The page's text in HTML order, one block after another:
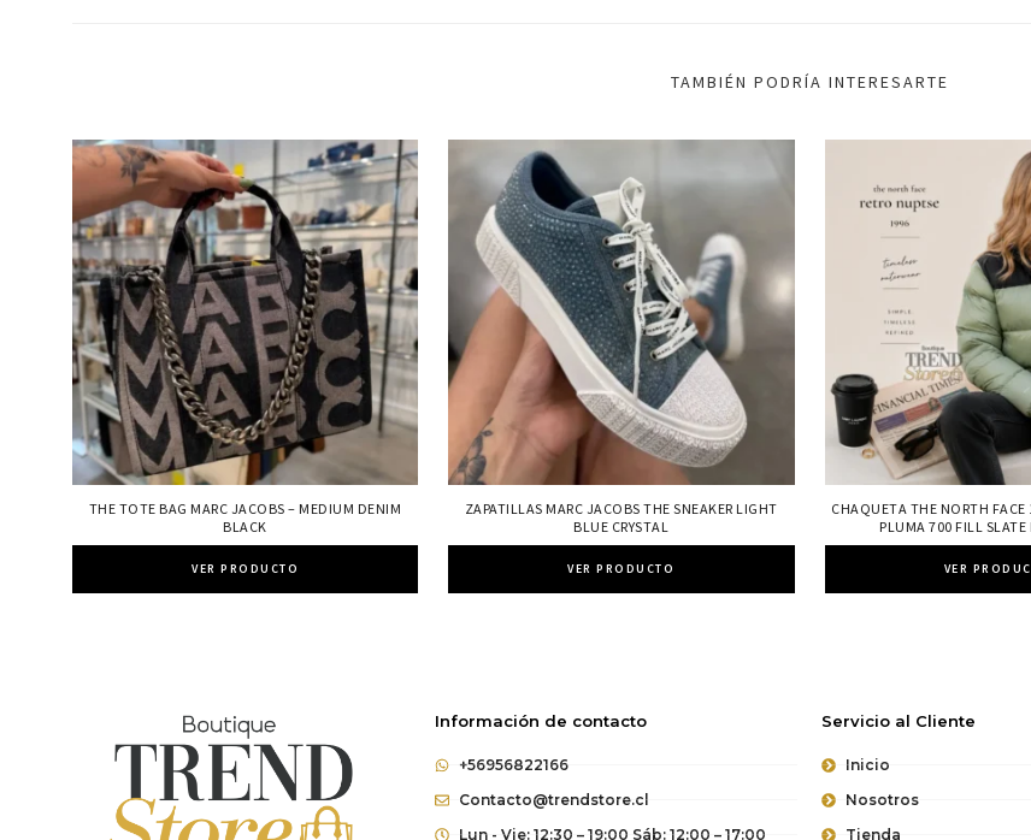
TAMBIÉN PODRÍA INTERESARTE
THE TOTE BAG MARC JACOBS – MEDIUM DENIM
BLACK
VER PRODUCTO
ZAPATILLAS MARC JACOBS THE SNEAKER LIGHT
BLUE CRYSTAL
VER PRODUCTO
CHAQUETA THE NORTH FACE
PLUMA 700 FILL SLATE
VER
Información de contacto
+56956822166
Contacto@trendstore.cl
Lun - Vie: 12:30 – 19:00 Sáb: 12:00 – 17:00
Servicio al Cliente
Inicio
Nosotros
Tienda